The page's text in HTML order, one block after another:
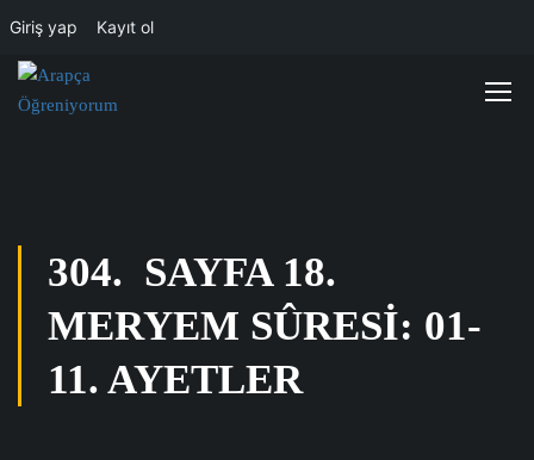
Giriş yap Kayıt ol
304. SAYFA 18.
MERYEM SÛRESI: 01-
11. AYETLER